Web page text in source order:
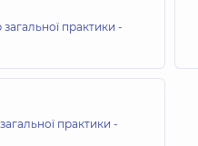
практики -
практики -